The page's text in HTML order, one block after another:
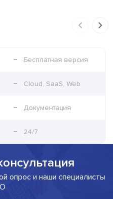
Бесплатная версия
Cloud, SaaS, Web
Документация
24/7
опрос и наши специалисты